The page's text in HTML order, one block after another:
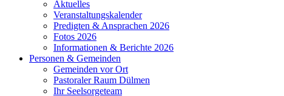
Aktuelles
Veranstaltungskalender
Predigten & Ansprachen 2026
Fotos 2026
Informationen & Berichte 2026
Personen & Gemeinden
Gemeinden vor Ort
Pastoraler Raum Dülmen
Ihr Seelsorgeteam